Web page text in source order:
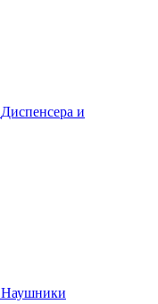
Диспенсера и
Наушники